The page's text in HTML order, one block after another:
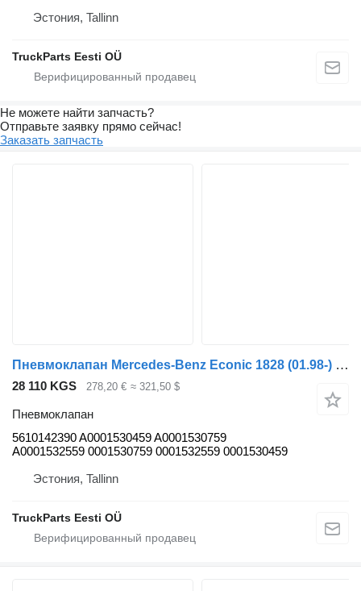
Эстония, Tallinn
TruckParts Eesti OÜ
Не можете найти запчасть?
Отправьте заявку прямо сейчас!
Заказать запчасть
Пневмоклапан Mercedes-Benz Econic 1828 (01.98-) 5610142390 для тягача Mercedes-Benz Econic (1998-2014)
28 110 KGS 278,20 € ≈ 321,50 $
Пневмоклапан
5610142390 A0001530459 A0001530759
A0001532559 0001530759 0001532559 0001530459
Эстония, Tallinn
TruckParts Eesti OÜ